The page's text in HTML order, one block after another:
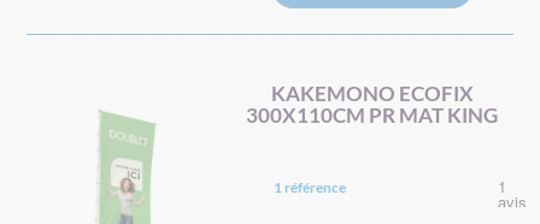
KAKEMONO ECOFIX
300X110CM PR MAT KING
1 référence